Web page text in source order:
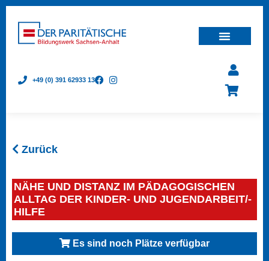
+49 (0) 391 62933 13
Zurück
NÄHE UND DISTANZ IM PÄDAGOGISCHEN
ALLTAG DER KINDER- UND JUGENDARBEIT/-
HILFE
Es sind noch Plätze verfügbar